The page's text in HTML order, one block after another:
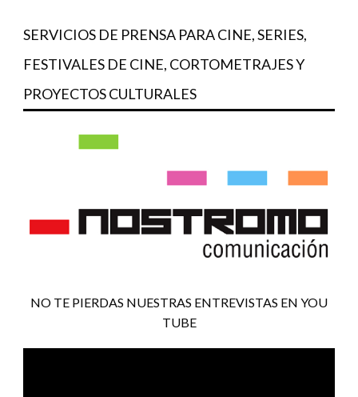
SERVICIOS DE PRENSA PARA CINE, SERIES,
FESTIVALES DE CINE, CORTOMETRAJES Y
PROYECTOS CULTURALES
NO TE PIERDAS NUESTRAS ENTREVISTAS EN YOU
TUBE